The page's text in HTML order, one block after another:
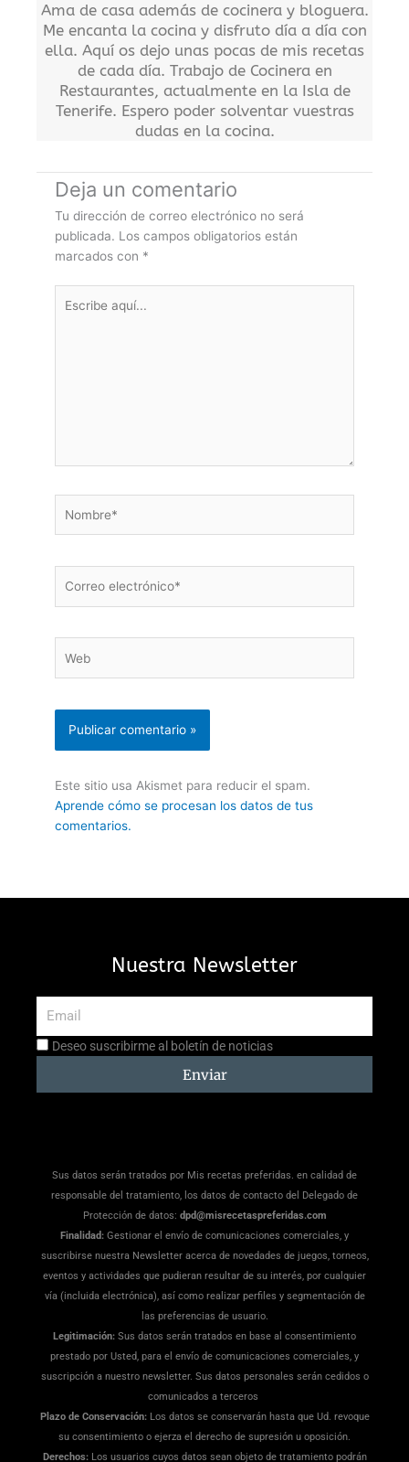
Ama de casa además de cocinera y bloguera.
Me encanta la cocina y disfruto día a día con
ella. Aquí os dejo unas pocas de mis recetas
de cada día. Trabajo de Cocinera en
Restaurantes, actualmente en la Isla de
Tenerife. Espero poder solventar vuestras
dudas en la cocina.
Deja un comentario
Tu dirección de correo electrónico no será
publicada. Los campos obligatorios están
marcados con *
aquí...
electrónico*
Este sitio usa Akismet para reducir el spam.
Aprende cómo se procesan los datos de tus
comentarios.
Nuestra Newsletter
Aceptación
Deseo suscribirme al boletín de noticias
Enviar
Sus datos serán tratados por Mis recetas preferidas. en calidad de
responsable del tratamiento, los datos de contacto del Delegado de
Protección de datos: dpd@misrecetaspreferidas.com
Finalidad: Gestionar el envío de comunicaciones comerciales, y
suscribirse nuestra Newsletter acerca de novedades de juegos, torneos,
eventos y actividades que pudieran resultar de su interés, por cualquier
vía (incluida electrónica), así como realizar perfiles y segmentación de
las preferencias de usuario.
Legitimación: Sus datos serán tratados en base al consentimiento
prestado por Usted, para el envío de comunicaciones comerciales, y
suscripción a nuestro newsletter. Sus datos personales serán cedidos o
comunicados a terceros
Plazo de Conservación: Los datos se conservarán hasta que Ud. revoque
su consentimiento o ejerza el derecho de supresión u oposición.
Derechos: Los usuarios cuyos datos sean objeto de tratamiento podrán